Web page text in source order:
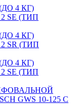
4 КГ)
SE (ТИП
4 КГ)
SR (ТИП
4 КГ)
SE (ТИП
GWS 10-125 C